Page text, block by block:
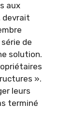
aux
devrait
de
solution.
».
leurs
terminé